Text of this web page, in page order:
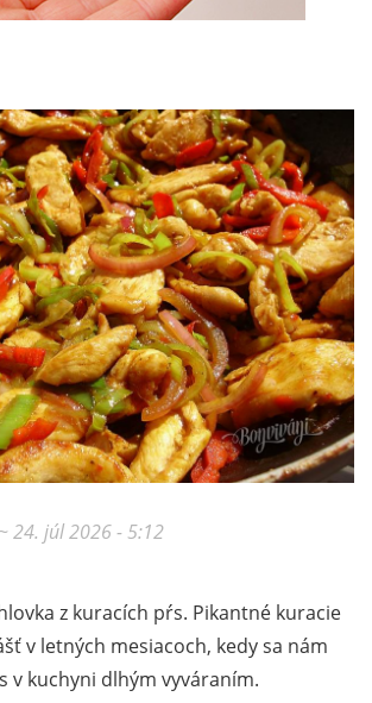
~ 24. júl 2026 - 5:12
z kuracích pŕs. Pikantné kuracie
v letných mesiacoch, kedy sa nám
v kuchyni dlhým vyváraním.